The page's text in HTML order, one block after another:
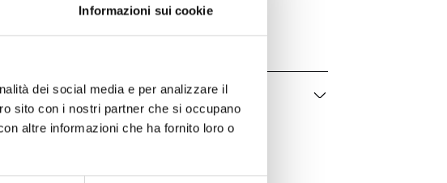
Informazioni sui cookie
dei social media e per analizzare il
sito con i nostri partner che si occupano
altre informazioni che ha fornito loro o
Bartorelli
77720719